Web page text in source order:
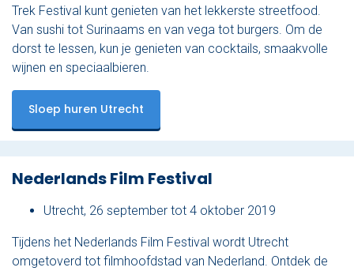
Trek Festival kunt genieten van het lekkerste streetfood.
Van sushi tot Surinaams en van vega tot burgers. Om de
dorst te lessen, kun je genieten van cocktails, smaakvolle
wijnen en speciaalbieren.
Sloep huren Utrecht
Nederlands Film Festival
Utrecht, 26 september tot 4 oktober 2019
Tijdens het Nederlands Film Festival wordt Utrecht
omgetoverd tot filmhoofdstad van Nederland. Ontdek de